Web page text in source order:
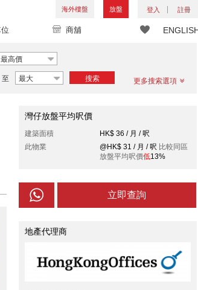
海外樓盤 放盤 登入 註冊
商舖
最高價
至 最大 搜索 更多搜索選項
灣仔放盤平均呎價
建築面積
HK$ 36 / 月 / 呎
此物業
@HK$ 31 / 月 / 呎 比較同區
放盤平均呎價低13%
立即查詢
地產代理商